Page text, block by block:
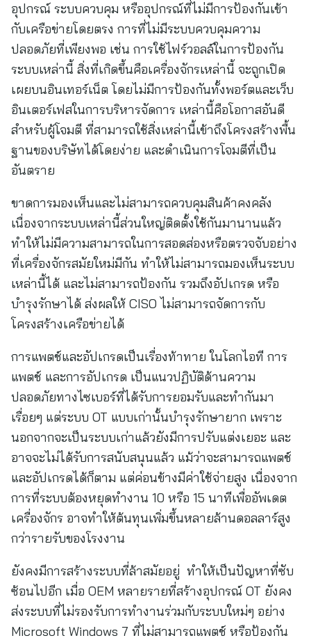
อุปกรณ์ ระบบควบคุม หรืออุปกรณ์ที่ไม่มีการป้องกันเข้า
กับเครือข่ายโดยตรง การที่ไม่มีระบบควบคุมความ
ปลอดภัยที่เพียงพอ เช่น การใช้ไฟร์วอลล์ในการป้องกัน
ระบบเหล่านี้ สิ่งที่เกิดขึ้นคือเครื่องจักรเหล่านี้ จะถูกเปิด
เผยบนอินเทอร์เน็ต โดยไม่มีการป้องกันทั้งพอร์ตและเว็บ
อินเตอร์เฟสในการบริหารจัดการ เหล่านี้คือโอกาสอันดี
สำหรับผู้โจมตี ที่สามารถใช้สิ่งเหล่านี้เข้าถึงโครงสร้างพื้น
ฐานของบริษัทได้โดยง่าย และดำเนินการโจมตีที่เป็น
อันตราย
ขาดการมองเห็นและไม่สามารถควบคุมสินค้าคงคลัง
เนื่องจากระบบเหล่านี้ส่วนใหญ่ติดตั้งใช้กันมานานแล้ว
ทำให้ไม่มีความสามารถในการสอดส่องหรือตรวจจับอย่าง
ที่เครื่องจักรสมัยใหม่มีกัน ทำให้ไม่สามารถมองเห็นระบบ
เหล่านี้ได้ และไม่สามารถป้องกัน รวมถึงอัปเกรด หรือ
บำรุงรักษาได้ ส่งผลให้ CISO ไม่สามารถจัดการกับ
โครงสร้างเครือข่ายได้
การแพตช์และอัปเกรดเป็นเรื่องท้าทาย ในโลกไอที การ
แพตช์ และการอัปเกรด เป็นแนวปฏิบัติด้านความ
ปลอดภัยทางไซเบอร์ที่ได้รับการยอมรับและทำกันมา
เรื่อยๆ แต่ระบบ OT แบบเก่านั้นบำรุงรักษายาก เพราะ
นอกจากจะเป็นระบบเก่าแล้วยังมีการปรับแต่งเยอะ และ
อาจจะไม่ได้รับการสนับสนุนแล้ว แม้ว่าจะสามารถแพตช์
และอัปเกรดได้ก็ตาม แต่ค่อนข้างมีค่าใช้จ่ายสูง เนื่องจาก
การที่ระบบต้องหยุดทำงาน 10 หรือ 15 นาทีเพื่ออัพเดต
เครื่องจักร อาจทำให้ต้นทุนเพิ่มขึ้นหลายล้านดอลลาร์สูง
กว่ารายรับของโรงงาน
ยังคงมีการสร้างระบบที่ล้าสมัยอยู่ ทำให้เป็นปัญหาที่ซับ
ซ้อนไปอีก เมื่อ OEM หลายรายที่สร้างอุปกรณ์ OT ยังคง
ส่งระบบที่ไม่รองรับการทำงานร่วมกับระบบใหม่ๆ อย่าง
Microsoft Windows 7 ที่ไม่สามารถแพตช์ หรือป้องกัน